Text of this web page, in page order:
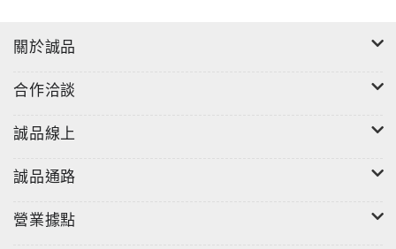
發音：法語發音
片長：124分鐘
分級：保護級
關於誠品
合作洽談
誠品線上
誠品通路
營業據點